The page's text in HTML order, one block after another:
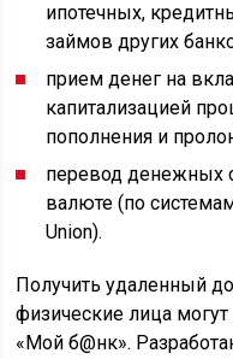
ипотечных,
займов других
прием денег на
капитализацией
пополнения и
перевод денежных
валюте (по
Union).
Получить удаленный
физические лица
«Мой б@нк».